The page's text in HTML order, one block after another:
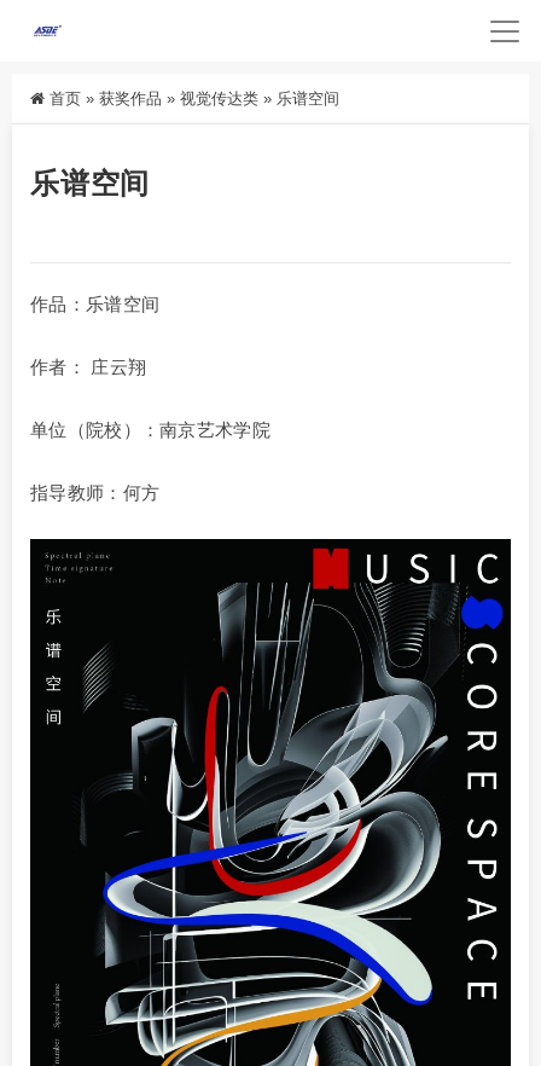
首页 » 获奖作品 » 视觉传达类 » 乐谱空间
乐谱空间
作品：乐谱空间
作者： 庄云翔
单位（院校）：南京艺术学院
指导教师：何方